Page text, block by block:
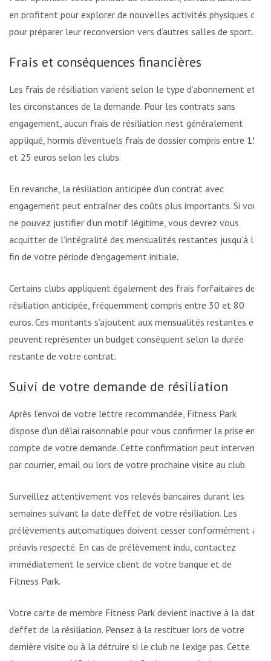
en profitent pour explorer de nouvelles activités physiques ou
pour préparer leur reconversion vers d’autres salles de sport.
Frais et conséquences financières
Les frais de résiliation varient selon le type d’abonnement et
les circonstances de la demande. Pour les contrats sans
engagement, aucun frais de résiliation n’est généralement
appliqué, hormis d’éventuels frais de dossier compris entre 15
et 25 euros selon les clubs.
En revanche, la résiliation anticipée d’un contrat avec
engagement peut entraîner des coûts plus importants. Si vous
ne pouvez justifier d’un motif légitime, vous devrez vous
acquitter de l’intégralité des mensualités restantes jusqu’à la
fin de votre période d’engagement initiale.
Certains clubs appliquent également des frais forfaitaires de
résiliation anticipée, fréquemment compris entre 30 et 80
euros. Ces montants s’ajoutent aux mensualités restantes et
peuvent représenter un budget conséquent selon la durée
restante de votre contrat.
Suivi de votre demande de résiliation
Après l’envoi de votre lettre recommandée, Fitness Park
dispose d’un délai raisonnable pour vous confirmer la prise en
compte de votre demande. Cette confirmation peut intervenir
par courrier, email ou lors de votre prochaine visite au club.
Surveillez attentivement vos relevés bancaires durant les
semaines suivant la date d’effet de votre résiliation. Les
prélèvements automatiques doivent cesser conformément au
préavis respecté. En cas de prélèvement indu, contactez
immédiatement le service client de votre banque et de
Fitness Park.
Votre carte de membre Fitness Park devient inactive à la date
d’effet de la résiliation. Pensez à la restituer lors de votre
dernière visite ou à la détruire si le club ne l’exige pas. Cette